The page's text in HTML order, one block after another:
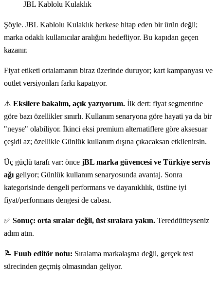
JBL Kablolu Kulaklık
Şöyle. JBL Kablolu Kulaklık herkese hitap eden bir ürün değil;
marka odaklı kullanıcılar aralığını hedefliyor. Bu kapıdan geçen
kazanır.
Fiyat etiketi ortalamanın biraz üzerinde duruyor; kart kampanyası ve
outlet versiyonları farkı kapatıyor.
⚠️ Eksilere bakalım, açık yazıyorum. İlk dert: fiyat segmentine
göre bazı özellikler sınırlı. Kullanım senaryona göre hayati ya da bir
"neyse" olabiliyor. İkinci eksi premium alternatiflere göre aksesuar
çeşidi az; özellikle Günlük kullanım dışına çıkacaksan etkilenirsin.
Üç güçlü tarafı var: önce jBL marka güvencesi ve Türkiye servis
ağıgeliyor; Günlük kullanım senaryosunda avantaj. Sonra
kategorisinde dengeli performans ve dayanıklılık, üstüne iyi
fiyat/performans dengesi de cabası.
✅ Sonuç: orta sıralar değil, üst sıralara yakın. Tereddütteyseniz
adım atın.
📝 Fuub editör notu: Sıralama markalaşma değil, gerçek test
sürecinden geçmiş olmasından geliyor.